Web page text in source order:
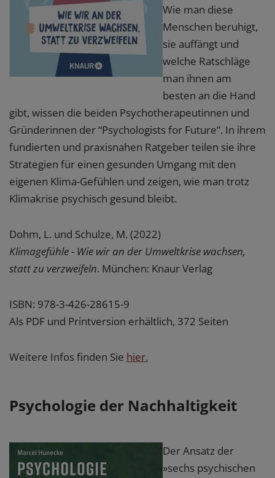
Wie man diese
Menschen beruhigt,
sie auffängt und
welche Ratschläge
man ihnen am
besten an die Hand
gibt, wissen die beiden Psychotherapeutinnen und
Gründerinnen der “Psychologists for Future”. In ihrem
fundierten und praxisnahen Ratgeber teilen sie ihre
Strategien für einen gesunden Umgang mit den
eigenen Klima-Gefühlen und zeigen, wie man trotz
Klimakrise psychisch gesund bleibt.
Dohm, L. und Schulze, M. (2022)
Klimagefühle - Wie wir an der Umweltkrise wachsen,
statt zu verzweifeln. München: Knaur Verlag
ISBN: 978-3-426-28615-9
Als PDF und Printversion erhältlich, 372 Seiten
Weitere Infos finden Sie hier.
Psychologie der Nachhaltigkeit
Der Ansatz der
»sechs psychischen